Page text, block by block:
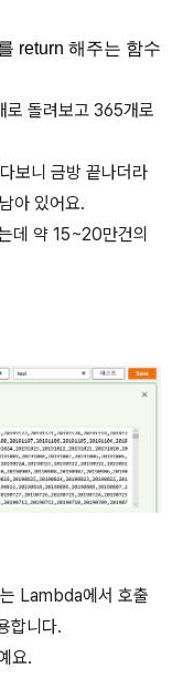
return 해주는 함수
로 돌려보고 365개로
보니 금방 끝나더라
아 있어요.
데 약 15~20만건의
Lambda에서 호출
합니다.
요.